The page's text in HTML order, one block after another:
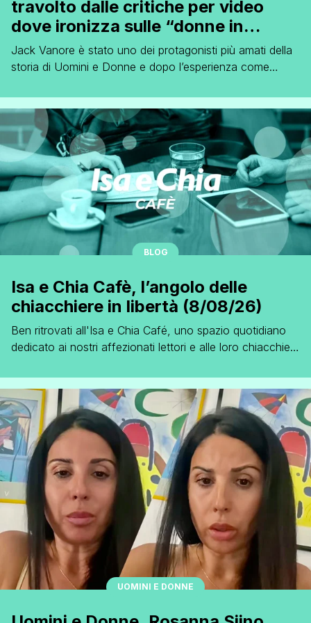
travolto dalle critiche per video
dove ironizza sulle “donne in
perizoma su internet”
Jack Vanore è stato uno dei protagonisti più amati della
storia di Uomini e Donne e dopo l’esperienza come
opinionista, al fianco di Tina Cipollari e Gianni Sperti.
Anche oggi che Jack non fa più parte della trasmissione,
sono in tanti a seguirlo sui social, dove condivide [']
BLOG
Isa e Chia Cafè, l’angolo delle
chiacchiere in libertà (8/08/26)
Ben ritrovati all'Isa e Chia Café, uno spazio quotidiano
dedicato ai nostri affezionati lettori e alle loro chiacchiere
più e del meno, cazz*ggiare, conoscervi e scherzare tra
di voi, senza dover spettegolare necessariamente sui
gossip del momento. Buone chiacchiere!
UOMINI E DONNE